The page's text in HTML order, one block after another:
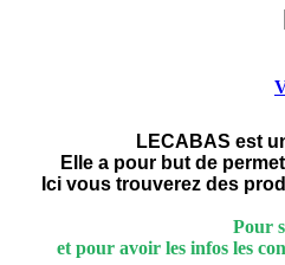
LECABAS est
Elle a pour but de
Ici vous trouverez des
Pour
et pour avoir les infos les